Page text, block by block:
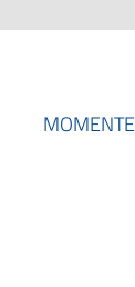
MOMENTE